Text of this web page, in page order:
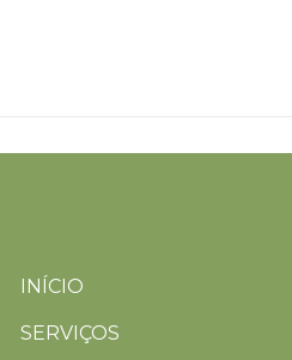
INÍCIO
SERVIÇOS